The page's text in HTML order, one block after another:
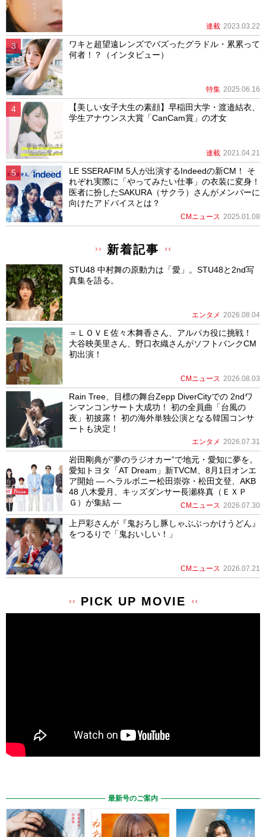
連載 2023.03.22
ワキと超望遠レンズでバズったグラドル・累累って
何者！？（インタビュー）
特集 2025.06.16
【美しい女子大生の素顔】早稲田大学・渡邉結衣、
学生アナウンス大賞「CanCam賞」の才女
連載 2021.04.21
LE SSERAFIM 5人が出演するIndeedの新CM！ そ
れぞれ実際に「やってみたい仕事」の衣装に変身！
医者に扮したSAKURA（サクラ）さんがメンバーに
向けたアドバイスとは？
CMニュース 2025.01.08
新着記事
STU48 中村舞の原動力は「愛」。STU48と2nd写
真集を語る。
エンタメ 2026.08.04
＝ＬＯＶＥ佐々木舞香さん、アルパカ役に挑戦！
大谷映美里さん、野口衣織さんがソフトバンクCM
初出演！
CMニュース 2026.08.03
Rain Tree、目標の舞台Zepp DiverCityでの 2ndワ
ンマンコンサート大成功！ 初の全員曲「台風の
夜」初披露！ 初の海外単独公演となる韓国コンサ
ートも決定！
エンタメ 2026.07.31
岩田剛典が”夢のラジオカー”で地元・愛知に夢を。
愛知トヨタ「AT Dream」新TVCM、8月1日オンエ
ア開始 ― ヘラルボニー松田崇弥・松田文登、AKB
48 八木愛月、キッズダンサー長瀬柊真（ＥＸＰ
Ｇ）が集結 ―
CMニュース 2026.07.30
上戸彩さんが『鬼おろし豚しゃぶぶっかけうどん』
をつるりで「鬼おいしい！」
CMニュース 2026.07.21
PICK UP MOVIE
最新号のご案内